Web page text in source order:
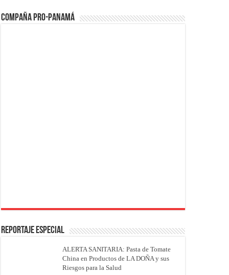
Compaña PRO-Panamá
REPORTAJE ESPECIAL
ALERTA SANITARIA: Pasta de Tomate
China en Productos de LA DOÑA y sus
Riesgos para la Salud